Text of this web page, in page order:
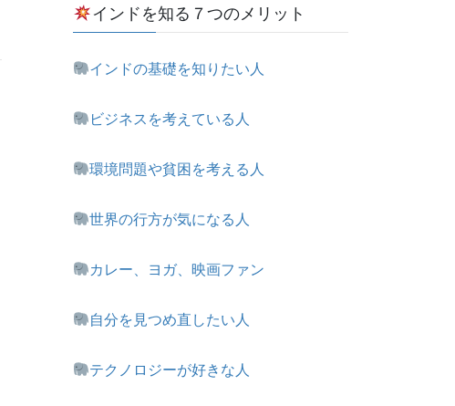
インドを知る７つのメリット
インドの基礎を知りたい人
ビジネスを考えている人
環境問題や貧困を考える人
世界の行方が気になる人
カレー、ヨガ、映画ファン
自分を見つめ直したい人
テクノロジーが好きな人